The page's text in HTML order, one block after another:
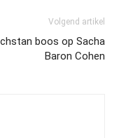
Volgend artikel
boos op Sacha
Baron Cohen